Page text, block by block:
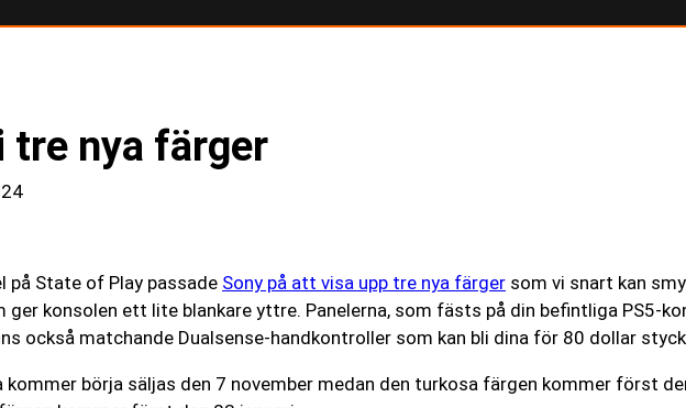
tre nya färger
på State of Play passade Sony på att visa upp tre nya färger som vi snart kan
ger konsolen ett lite blankare yttre. Panelerna, som fästs på din befintliga PS5-
också matchande Dualsense-handkontroller som kan bli dina för 80 dollar
kommer börja säljas den 7 november medan den turkosa färgen kommer först